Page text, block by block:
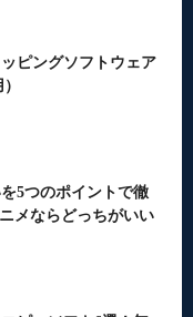
ピングソフトウェア
5つのポイントで徹
メならどっちがいい